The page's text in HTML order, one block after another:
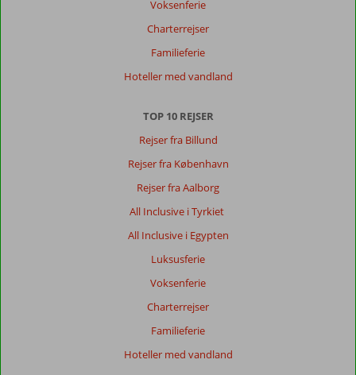
Voksenferie
Charterrejser
Familieferie
Hoteller med vandland
TOP 10 REJSER
Rejser fra Billund
Rejser fra København
Rejser fra Aalborg
All Inclusive i Tyrkiet
All Inclusive i Egypten
Luksusferie
Voksenferie
Charterrejser
Familieferie
Hoteller med vandland